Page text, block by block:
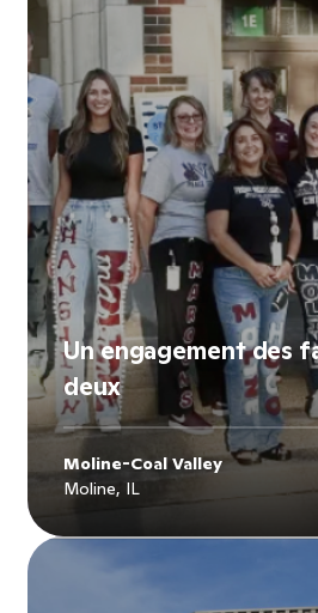
Un engagement des
deux
Moline-Coal Valley
Moline, IL
Explore